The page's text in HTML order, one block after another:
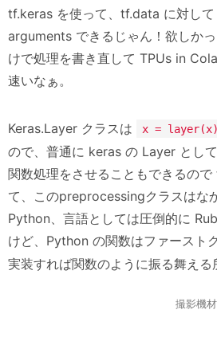
tf.keras を使って、tf.data に対し
arguments できるじゃん！欲しか
けで処理を書き直して TPUs in
速いなぁ。
Keras.Layer クラスは x = layer(x)
ので、普通に keras の Layer とし
関数処理をさせることもできるの
て、このpreprocessingクラスはな
Python、言語としては圧倒的に
けど、Python の関数はファースト
実装すれば関数のように振る舞える
撮影機材